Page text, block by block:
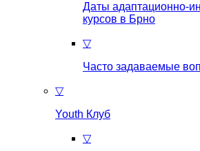
Даты адаптационно-
курсов в Брно
▽
Часто задаваемые
▽
Youth Клуб
▽